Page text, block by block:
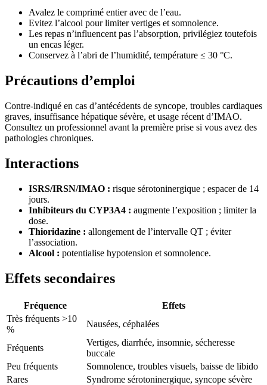
Avalez le comprimé entier avec de l’eau.
Evitez l’alcool pour limiter vertiges et somnolence.
Les repas n’influencent pas l’absorption, privilégiez toutefois
un encas léger.
Conservez à l’abri de l’humidité, température ≤ 30 °C.
Précautions d’emploi
Contre-indiqué en cas d’antécédents de syncope, troubles cardiaques
graves, insuffisance hépatique sévère, et usage récent d’IMAO.
Consultez un professionnel avant la première prise si vous avez des
pathologies chroniques.
Interactions
ISRS/IRSN/IMAO : risque sérotoninergique ; espacer de 14
jours.
Inhibiteurs du CYP3A4 : augmente l’exposition ; limiter la
dose.
Thioridazine : allongement de l’intervalle QT ; éviter
l’association.
Alcool : potentialise hypotension et somnolence.
Effets secondaires
Fréquence
Effets
Très fréquents >10
%
Nausées, céphalées
Fréquents
Vertiges, diarrhée, insomnie, sécheresse
buccale
Peu fréquents
Somnolence, troubles visuels, baisse de libido
Rares
Syndrome sérotoninergique, syncope sévère